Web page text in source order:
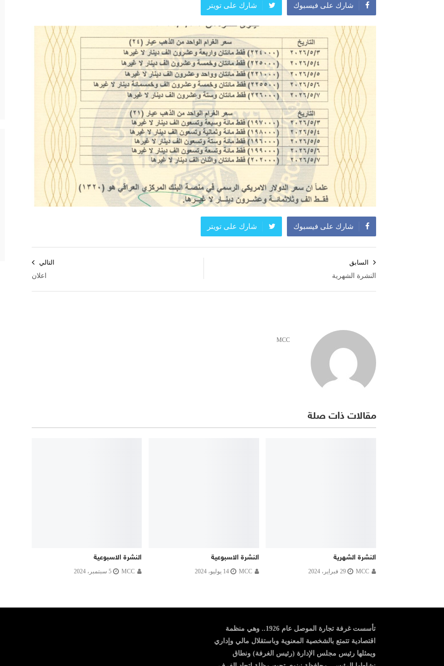
المعرض الدولي للاحذية
معرض
النشرة الاسبوعية
اعلان
النشرة الشهرية لاسعار المواد الرئيسية
شارك على فيسبوك شارك على تويتر
شارك على فيسبوك شارك على تويتر
المقالات
السابق
النشرة الشهرية
التالي
اعلان
MCC
مقالات ذات صلة
النشرة الشهرية
MCC 29 فبراير، 2024
النشرة الاسبوعية
MCC 14 يوليو، 2024
النشرة الاسبوعية
MCC 5 سبتمبر، 2024
تأسست غرفة تجارة الموصل عام 1926.. وهي منظمة
اقتصادية تتمتع بالشخصية المعنوية وباستقلال مالي وإداري
ويمثلها رئيس مجلس الإدارة (رئيس الغرفة) ونطاق